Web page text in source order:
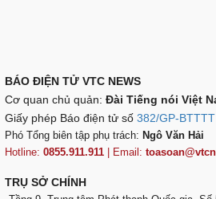
BÁO ĐIỆN TỬ VTC NEWS
Cơ quan chủ quản: Đài Tiếng nói Việt
Giấy phép Báo điện tử số 382/GP-BTTTT
Phó Tổng biên tập phụ trách: Ngô Văn Hải
Hotline: 0855.911.911 | Email:
TRỤ SỞ CHÍNH